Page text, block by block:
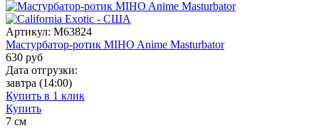
Артикул: M63824
Мастурбатор-ротик MIHO Anime Masturbator
630 руб
Дата отгрузки:
завтра (14:00)
Купить в 1 клик
Купить
7 см